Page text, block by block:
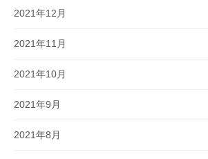
2021年12月
2021年11月
2021年10月
2021年9月
2021年8月